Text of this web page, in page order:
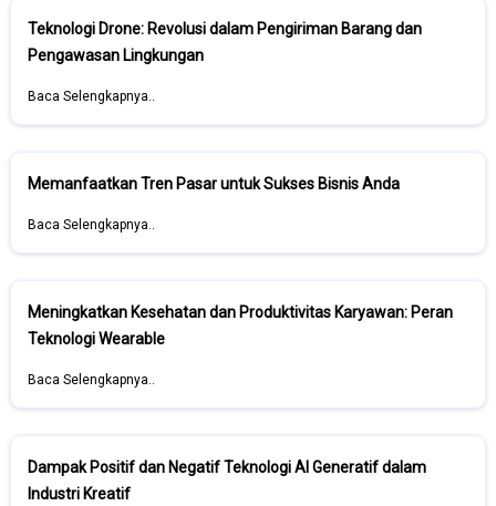
Teknologi Drone: Revolusi dalam Pengiriman Barang dan
Pengawasan Lingkungan
Baca Selengkapnya..
Memanfaatkan Tren Pasar untuk Sukses Bisnis Anda
Baca Selengkapnya..
Meningkatkan Kesehatan dan Produktivitas Karyawan: Peran
Teknologi Wearable
Baca Selengkapnya..
Dampak Positif dan Negatif Teknologi AI Generatif dalam
Industri Kreatif